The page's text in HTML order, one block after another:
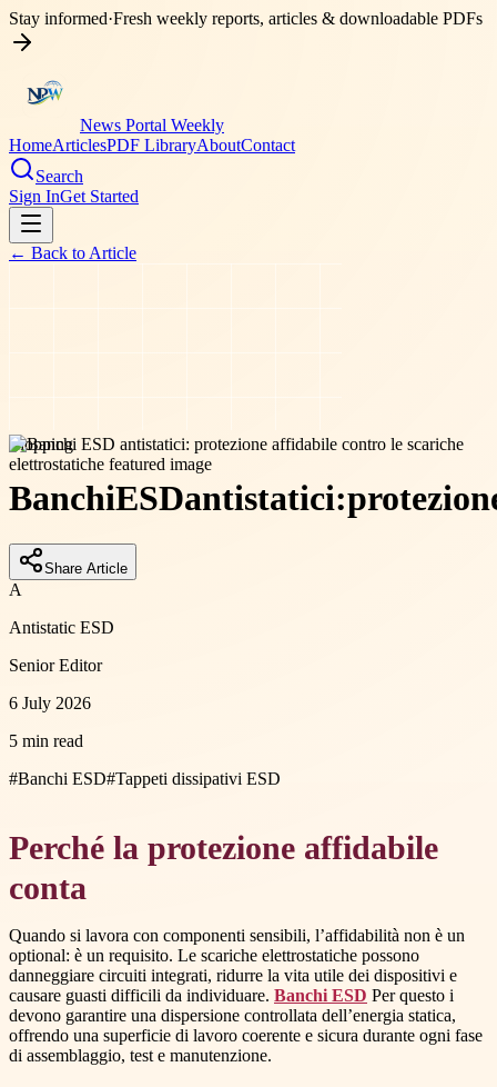
Stay informed·Fresh weekly reports, articles & downloadable PDFs
News Portal Weekly
HomeArticlesPDF LibraryAboutContact
Search
Sign InGet Started
← Back to Article
shopping
BanchiESDantistatici:
Share Article
A
Antistatic ESD
Senior Editor
6 July 2026
5 min read
#Banchi ESD#Tappeti dissipativi ESD
Perché la protezione affidabile
conta
Quando si lavora con componenti sensibili, l’affidabilità non è un
optional: è un requisito. Le scariche elettrostatiche possono
danneggiare circuiti integrati, ridurre la vita utile dei dispositivi e
causare guasti difficili da individuare. Banchi ESD Per questo i
devono garantire una dispersione controllata dell’energia statica,
offrendo una superficie di lavoro coerente e sicura durante ogni fase
di assemblaggio, test e manutenzione.